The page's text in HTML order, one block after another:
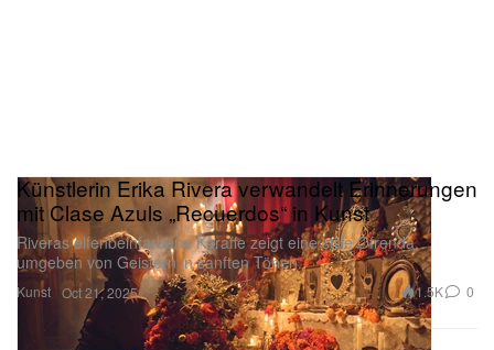
Kunst
Künstlerin Erika Rivera verwandelt Erinnerungen
mit Clase Azuls „Recuerdos“ in Kunst
Riveras elfenbeinfarbene Karaffe zeigt eine stille Ofrenda,
umgeben von Geistern in sanften Tönen.
Oct 21, 2025 1.5K 0